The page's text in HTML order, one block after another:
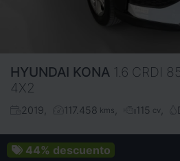
HYUNDAI KONA 1.6 CRDI
4X2
2019 117.458 kms 115 cv
44% descuento